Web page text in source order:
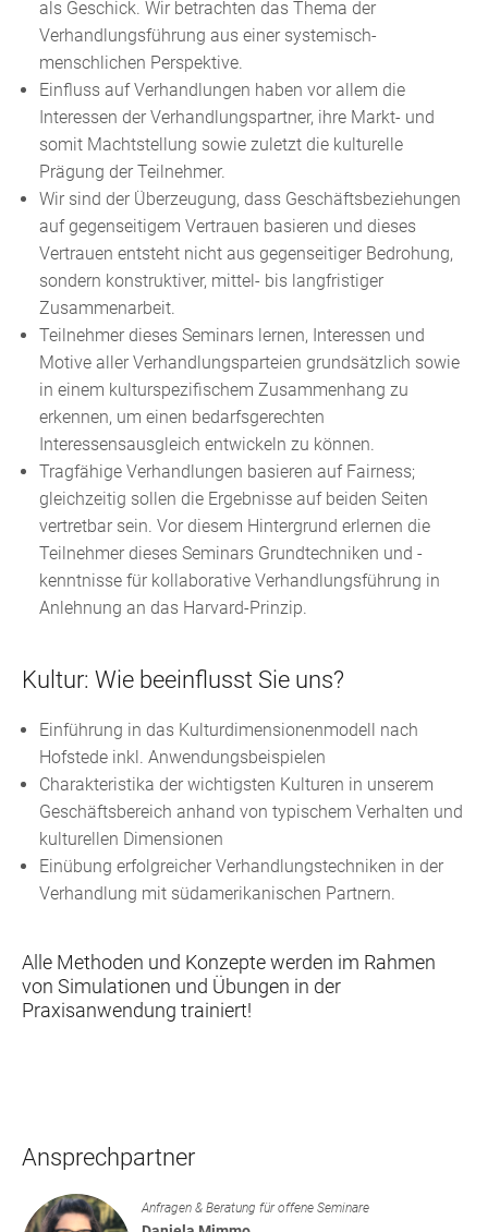
als Geschick. Wir betrachten das Thema der
Verhandlungsführung aus einer systemisch-
menschlichen Perspektive.
Einfluss auf Verhandlungen haben vor allem die
Interessen der Verhandlungspartner, ihre Markt- und
somit Machtstellung sowie zuletzt die kulturelle
Prägung der Teilnehmer.
Wir sind der Überzeugung, dass Geschäftsbeziehungen
auf gegenseitigem Vertrauen basieren und dieses
Vertrauen entsteht nicht aus gegenseitiger Bedrohung,
sondern konstruktiver, mittel- bis langfristiger
Zusammenarbeit.
Teilnehmer dieses Seminars lernen, Interessen und
Motive aller Verhandlungsparteien grundsätzlich sowie
in einem kulturspezifischem Zusammenhang zu
erkennen, um einen bedarfsgerechten
Interessensausgleich entwickeln zu können.
Tragfähige Verhandlungen basieren auf Fairness;
gleichzeitig sollen die Ergebnisse auf beiden Seiten
vertretbar sein. Vor diesem Hintergrund erlernen die
Teilnehmer dieses Seminars Grundtechniken und -
kenntnisse für kollaborative Verhandlungsführung in
Anlehnung an das Harvard-Prinzip.
Kultur: Wie beeinflusst Sie uns?
Einführung in das Kulturdimensionenmodell nach
Hofstede inkl. Anwendungsbeispielen
Charakteristika der wichtigsten Kulturen in unserem
Geschäftsbereich anhand von typischem Verhalten und
kulturellen Dimensionen
Einübung erfolgreicher Verhandlungstechniken in der
Verhandlung mit südamerikanischen Partnern.
Alle Methoden und Konzepte werden im Rahmen
von Simulationen und Übungen in der
Praxisanwendung trainiert!
Ansprechpartner
Anfragen & Beratung für offene Seminare